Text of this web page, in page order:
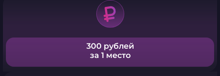
300 рублей
за 1 место